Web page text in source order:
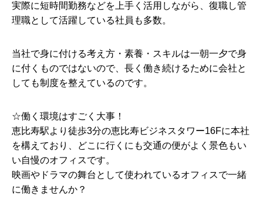
実際に短時間勤務などを上手く活用しながら、復職し管
理職として活躍している社員も多数。
当社で身に付ける考え方・素養・スキルは一朝一夕で身
に付くものではないので、長く働き続けるために会社と
しても制度を整えているのです。
☆働く環境はすごく大事！
恵比寿駅より徒歩3分の恵比寿ビジネスタワー16Fに本社
を構えており、どこに行くにも交通の便がよく景色もい
い自慢のオフィスです。
映画やドラマの舞台として使われているオフィスで一緒
に働きませんか？